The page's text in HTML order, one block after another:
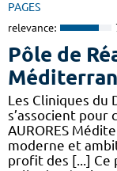
PAGES
relevance:
Pôle de
Les Cliniques du
s’associent pour
AURORES
moderne et
profit des [...] Ce